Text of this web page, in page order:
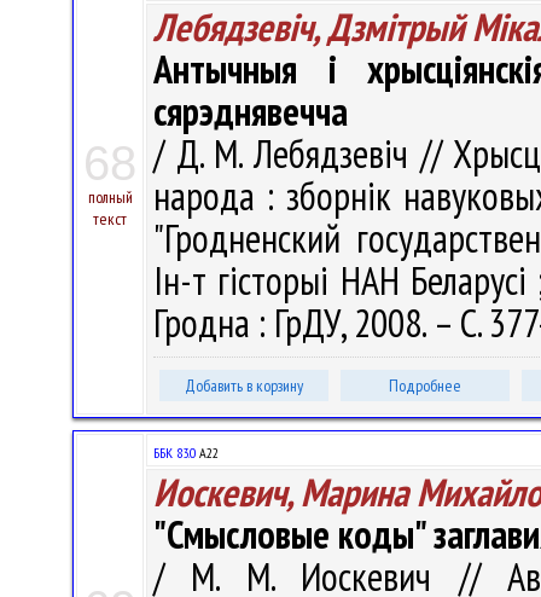
68
полный
текст
Лебядзевіч, Дзмітрый
Антычныя і
сярэднявечча
/ Д. М. Лебядзевіч //
народа : зборнік
"Гродненский
Ін-т гісторыі НАН
Гродна : ГрДУ, 2008. – С.
Добавить в корзину Подробнее
ББК 83.0 А22
Иоскевич, Марина
"Смысловые коды"
/ М. М. Иоскевич //